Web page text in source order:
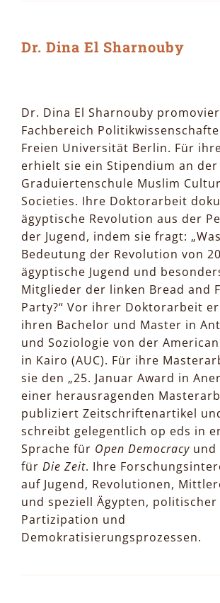
Dr. Dina El Sharnouby
Dr. Dina El Sharnouby
Fachbereich
Freien Universität Berlin. Für
erhielt sie ein Stipendium an
Graduiertenschule Muslim
Societies. Ihre Doktorarbeit
ägyptische Revolution aus der
der Jugend, indem sie fragt:
Bedeutung der Revolution von
ägyptische Jugend und
Mitglieder der linken Bread and
Party?“ Vor ihrer Doktorarbeit
ihren Bachelor und Master in
und Soziologie von der
in Kairo (AUC). Für ihre
sie den „25. Januar Award in
einer herausragenden
publiziert Zeitschriftenartikel
schreibt gelegentlich op eds in
Sprache für Open Democracyund
für Die Zeit. Ihre
auf Jugend, Revolutionen,
und speziell Ägypten, politischer
Partizipation und
Demokratisierungsprozessen.